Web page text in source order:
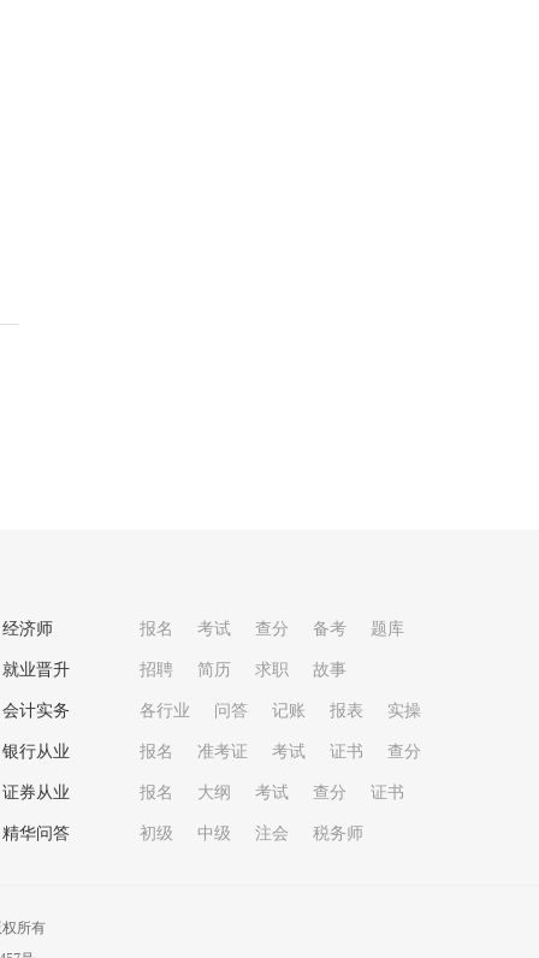
经济师 报名 考试 查分 备考 题库
就业晋升 招聘 简历 求职 故事
会计实务 各行业 问答 记账 报表 实操
银行从业 报名 准考证 考试 证书 查分
证券从业 报名 大纲 考试 查分 证书
精华问答 初级 中级 注会 税务师
所有